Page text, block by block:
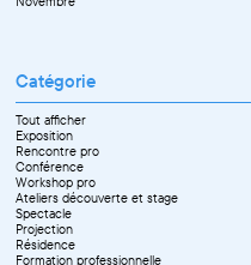
Catégorie
Tout afficher
Exposition
Rencontre pro
Conférence
Workshop pro
Ateliers découverte et stage
Spectacle
Projection
Résidence
Formation professionnelle